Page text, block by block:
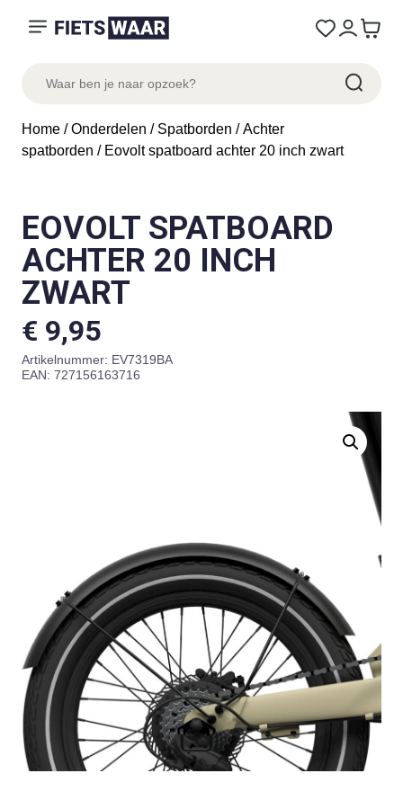
Home /Onderdelen / Spatborden /Achter
spatborden / Eovolt spatboard achter 20 inch zwart
EOVOLT SPATBOARD
ACHTER 20 INCH
ZWART
€ 9,95
Artikelnummer: EV7319BA
EAN: 727156163716